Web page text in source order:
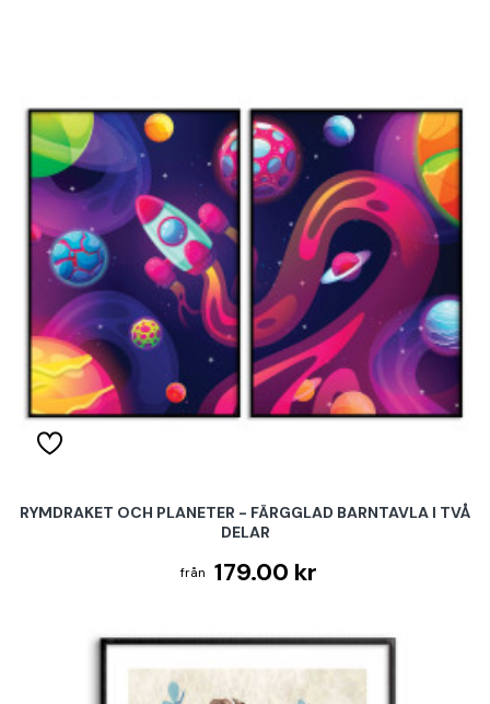
RYMDRAKET OCH PLANETER - FÄRGGLAD BARNTAVLA I TVÅ
DELAR
179.00 kr